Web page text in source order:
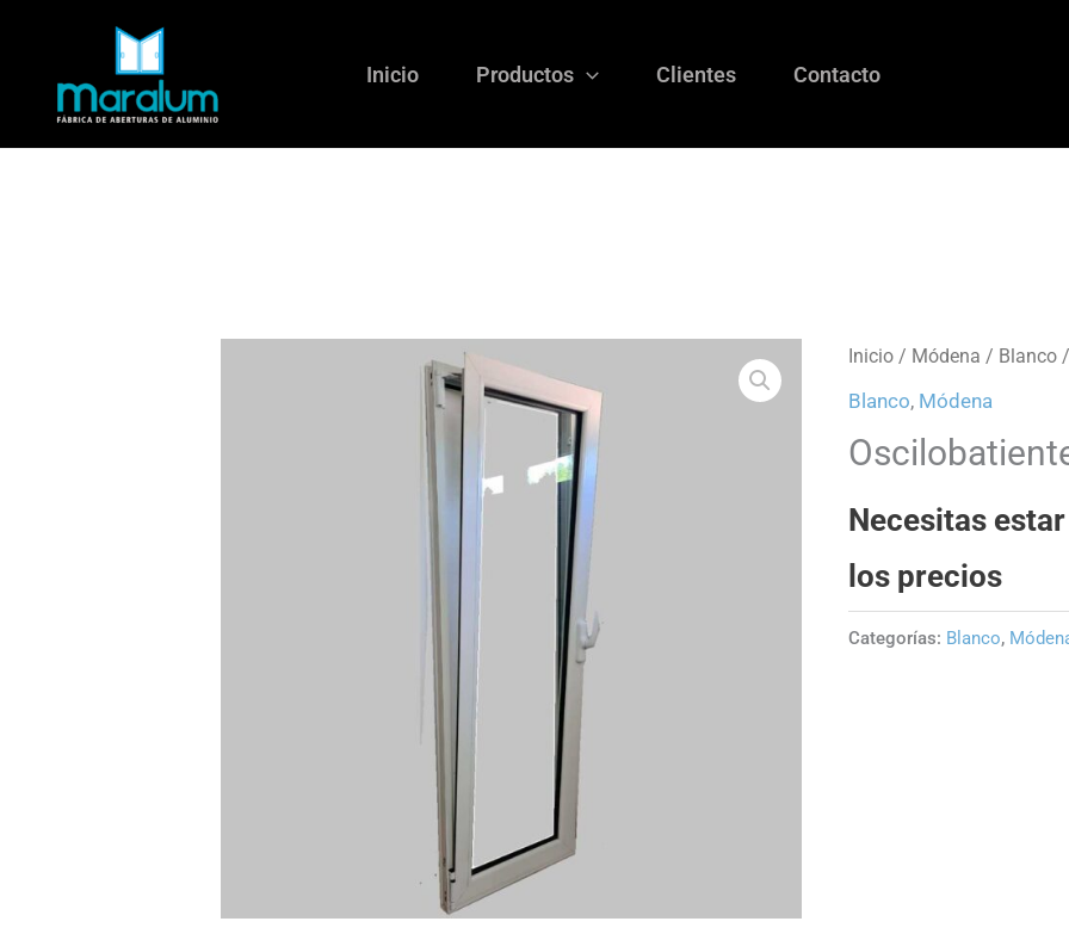
contenido
Inicio Productos Clientes Contacto
Inicio/ Módena / Blanco/
Blanco, Módena
Necesitas
los precios
Categorías: Blanco,